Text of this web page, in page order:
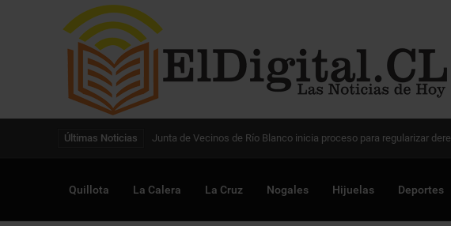
Últimas Noticias Digitalización de la gestión pública avanza en Chile para optimizar
Quillota La Calera La Cruz Nogales Hijuelas Deportes